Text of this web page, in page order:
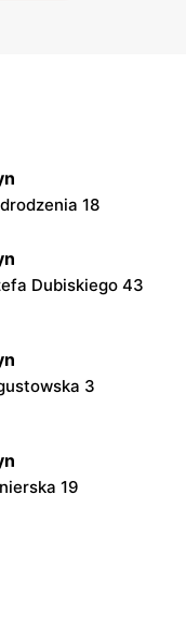
18
Dubiskiego 43
3
19
Józefa